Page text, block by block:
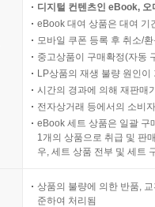
디지털 컨텐츠인 eBook,
eBook 대여 상품은 대여 기
모바일 쿠폰 등록 후 취소/
중고상품이 구매확정(자동
LP상품의 재생 불량 원인
시간의 경과에 의해 재판매
전자상거래 등에서의 소비
eBook 세트 상품은 일괄 구
1개의 상품으로 취급 및 판
우, 세트 상품 전부 및 세트
상품의 불량에 의한 반품,
준하여 처리됨